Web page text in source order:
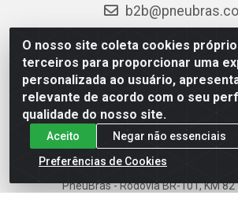
O nosso site coleta cookies
terceiros para proporcionar uma
personalizada ao usuário,
relevante de acordo com o seu
qualidade do nosso site.
Aceito
Negar não essenciais
Preferências de Cookies
Instagram
Facebook
Privacidade e Dados
PneuBras - Rodovia BR-101, KM